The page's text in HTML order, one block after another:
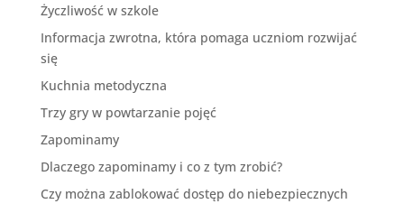
Życzliwość w szkole
Informacja zwrotna, która pomaga uczniom rozwijać
się
Kuchnia metodyczna
Trzy gry w powtarzanie pojęć
Zapominamy
Dlaczego zapominamy i co z tym zrobić?
Czy można zablokować dostęp do niebezpiecznych